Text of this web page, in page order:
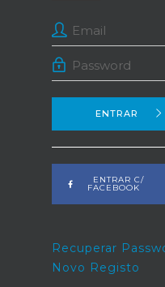
ENTRAR
ENTRAR C/
FACEBOOK
Recuperar
Novo Registo